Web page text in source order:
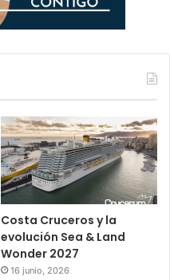
Costa Cruceros y la
evolución Sea & Land
Wonder 2027
16 junio, 2026